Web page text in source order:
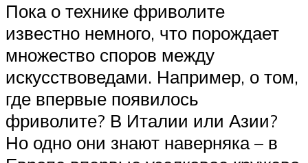
Пока о технике фриволите
известно немного, что порождает
множество споров между
искусствоведами. Например, о том,
где впервые появилось
фриволите? В Италии или Азии?
Но одно они знают наверняка – в